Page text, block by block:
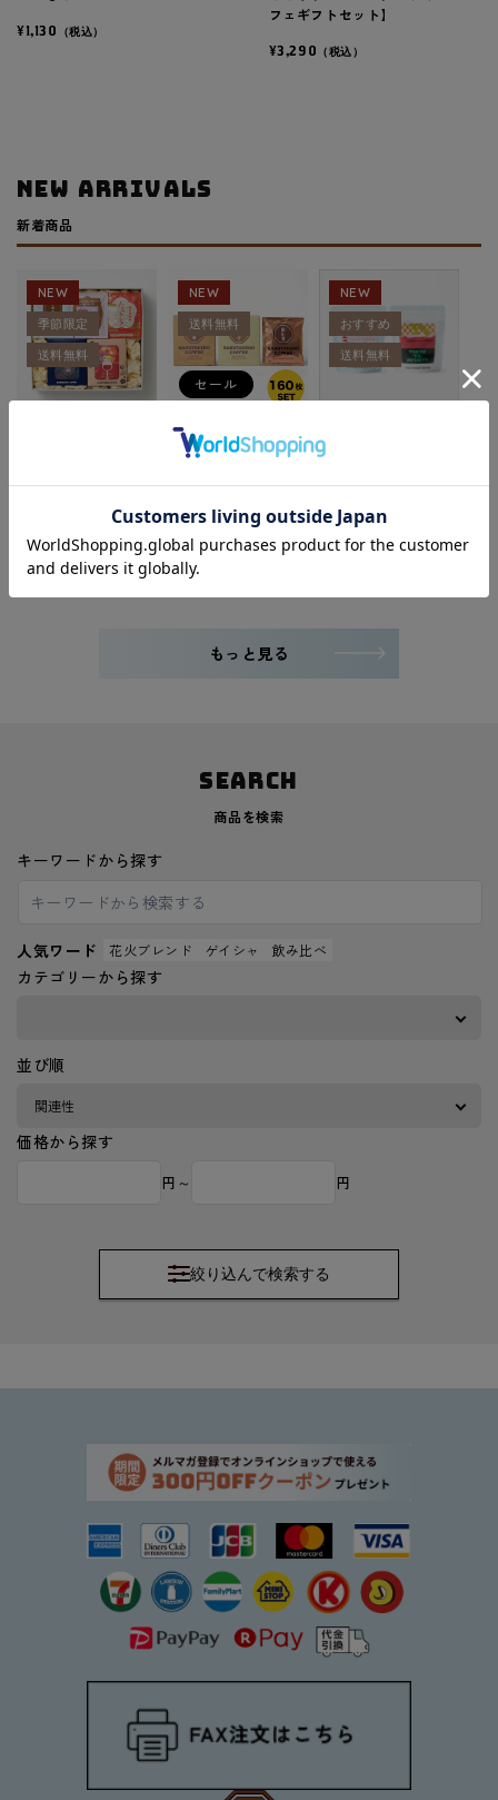
¥1,130 （税込）
フェギフトセット】
¥3,290 （税込）
NEW ARRIVALS
新着商品
NEW
季節限定
送料無料
火ブレンド】
（税込）
NEW
送料無料
セール
【数量限定で
10%OFF】結びブレン
ド2種類と猿田彦クラ
シックの160枚セット
¥18,000（税込）
NEW
おすすめ
送料無料
＜送料込み＞TOKYO
’til Infinityと浅煎り
コーヒー飲み比べセッ
ト
¥3,300（税込）
もっと見る
SEARCH
商品を検索
キーワードから探す
人気ワード 花火ブレンド ゲイシャ 飲み比べ
カテゴリーから探す
並び順
価格から探す
円～ 円
絞り込んで検索する